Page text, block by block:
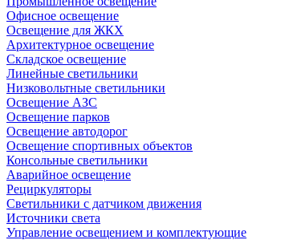
Офисное освещение
Освещение для ЖКХ
Архитектурное освещение
Складское освещение
Линейные светильники
Низковольтные светильники
Освещение АЗС
Освещение парков
Освещение автодорог
Освещение спортивных объектов
Консольные светильники
Аварийное освещение
Рециркуляторы
Светильники с датчиком движения
Источники света
Управление освещением и комплектующие